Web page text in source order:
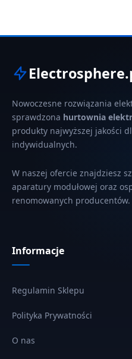
Nowoczesne rozwiązania
sprawdzona hurtownia
produkty najwyższej jakości
indywidualnych.
W naszej ofercie znajdziesz
aparatury modułowej oraz
renomowanych producentów.
Informacje
Regulamin Sklepu
Polityka Prywatności
O nas